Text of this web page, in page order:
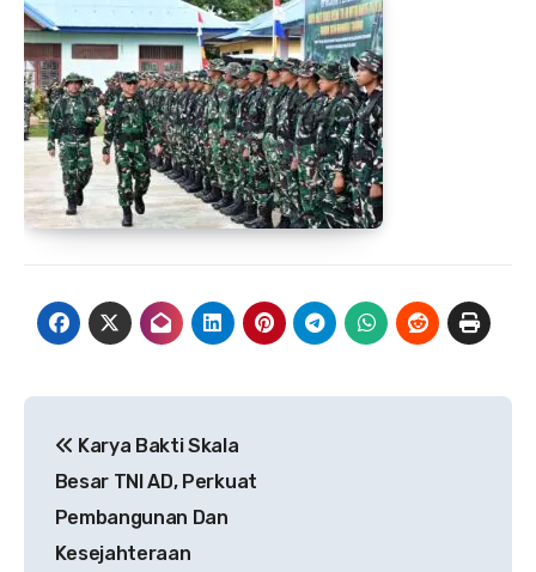
pos
Karya Bakti Skala
Besar TNI AD, Perkuat
Pembangunan Dan
Kesejahteraan